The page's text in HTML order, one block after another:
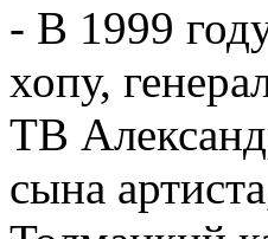
- В 1999
хопу,
ТВ
сына